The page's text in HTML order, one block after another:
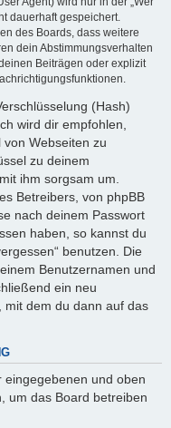
dauerhaft gespeichert.
des Boards, dass weitere
dein Abstimmungsverhalten
Beiträgen oder explizit
(Hash)
wird dir empfohlen,
Webseiten zu
zu deinem
ihm sorgsam um.
Betreibers, von phpBB
nach deinem Passwort
haben, so kannst du
benutzen. Die
Benutzernamen und
ein neu
mit dem du dann auf das
eingegebenen und oben
um das Board betreiben